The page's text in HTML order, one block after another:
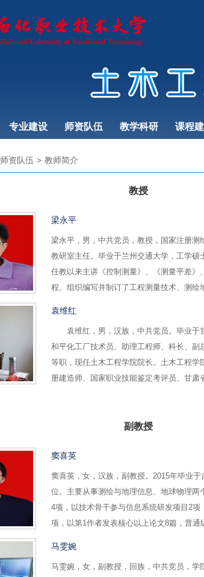
专业建设 师资队伍 教学科研 课程
师资队伍 > 教师简介
教授
梁永平
梁永平，男，中共党员，教授，国家注册
教研室主任。毕业于兰州交通大学，工学硕
任教以来主讲《控制测量》、《测量平差
程。组织编写并制订了工程测量技术、测绘
袁维红
袁维红，男，汉族，中共党员。毕业于
和平化工厂技术员、助理工程师、科长、
等职，现任土木工程学院院长。土木工程
册建造师、国家职业技能鉴定考评员、甘肃
副教授
​窦喜英
窦喜英，女，汉族，副教授。2015年毕业
位。主要从事测绘与地理信息、地球物理两
4项，以技术骨干参与信息系统研发项目2
项，以第1作者发表核心以上论文8篇，普通
马雯婉
马雯婉，女，副教授，回族，中共党员，